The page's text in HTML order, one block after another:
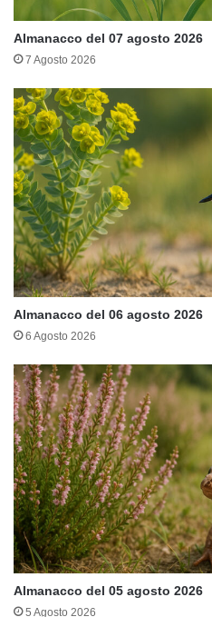
Almanacco del 07 agosto 2026
7 Agosto 2026
Almanacco del 06 agosto 2026
6 Agosto 2026
Almanacco del 05 agosto 2026
5 Agosto 2026